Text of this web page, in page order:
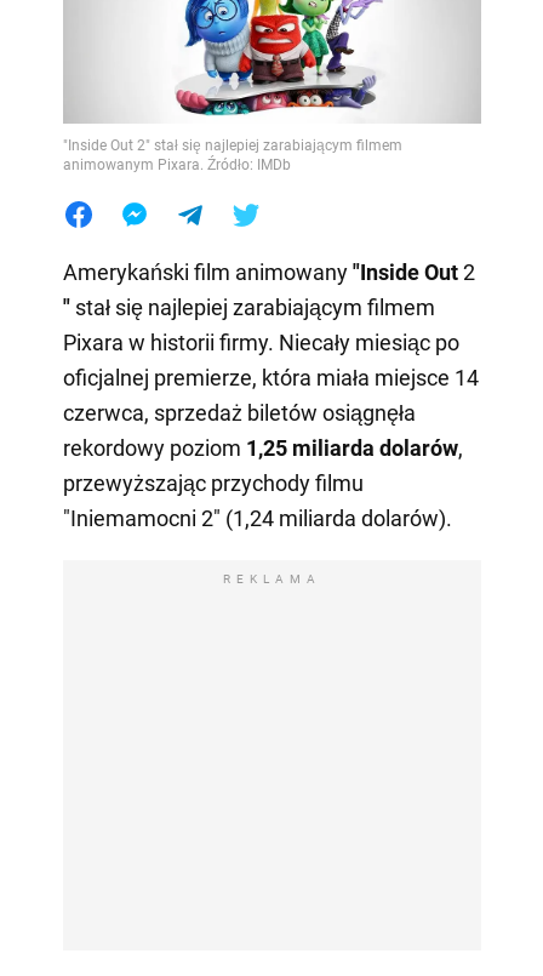
"Inside Out 2" stał się najlepiej zarabiającym filmem
animowanym Pixara. Źródło: IMDb
Amerykański film animowany"Inside Out2
"stał się najlepiej zarabiającym filmem
Pixara w historii firmy. Niecały miesiąc po
oficjalnej premierze, która miała miejsce 14
czerwca, sprzedaż biletów osiągnęła
rekordowy poziom 1,25 miliarda dolarów,
przewyższając przychody filmu
"Iniemamocni 2" (1,24 miliarda dolarów).
REKLAMA